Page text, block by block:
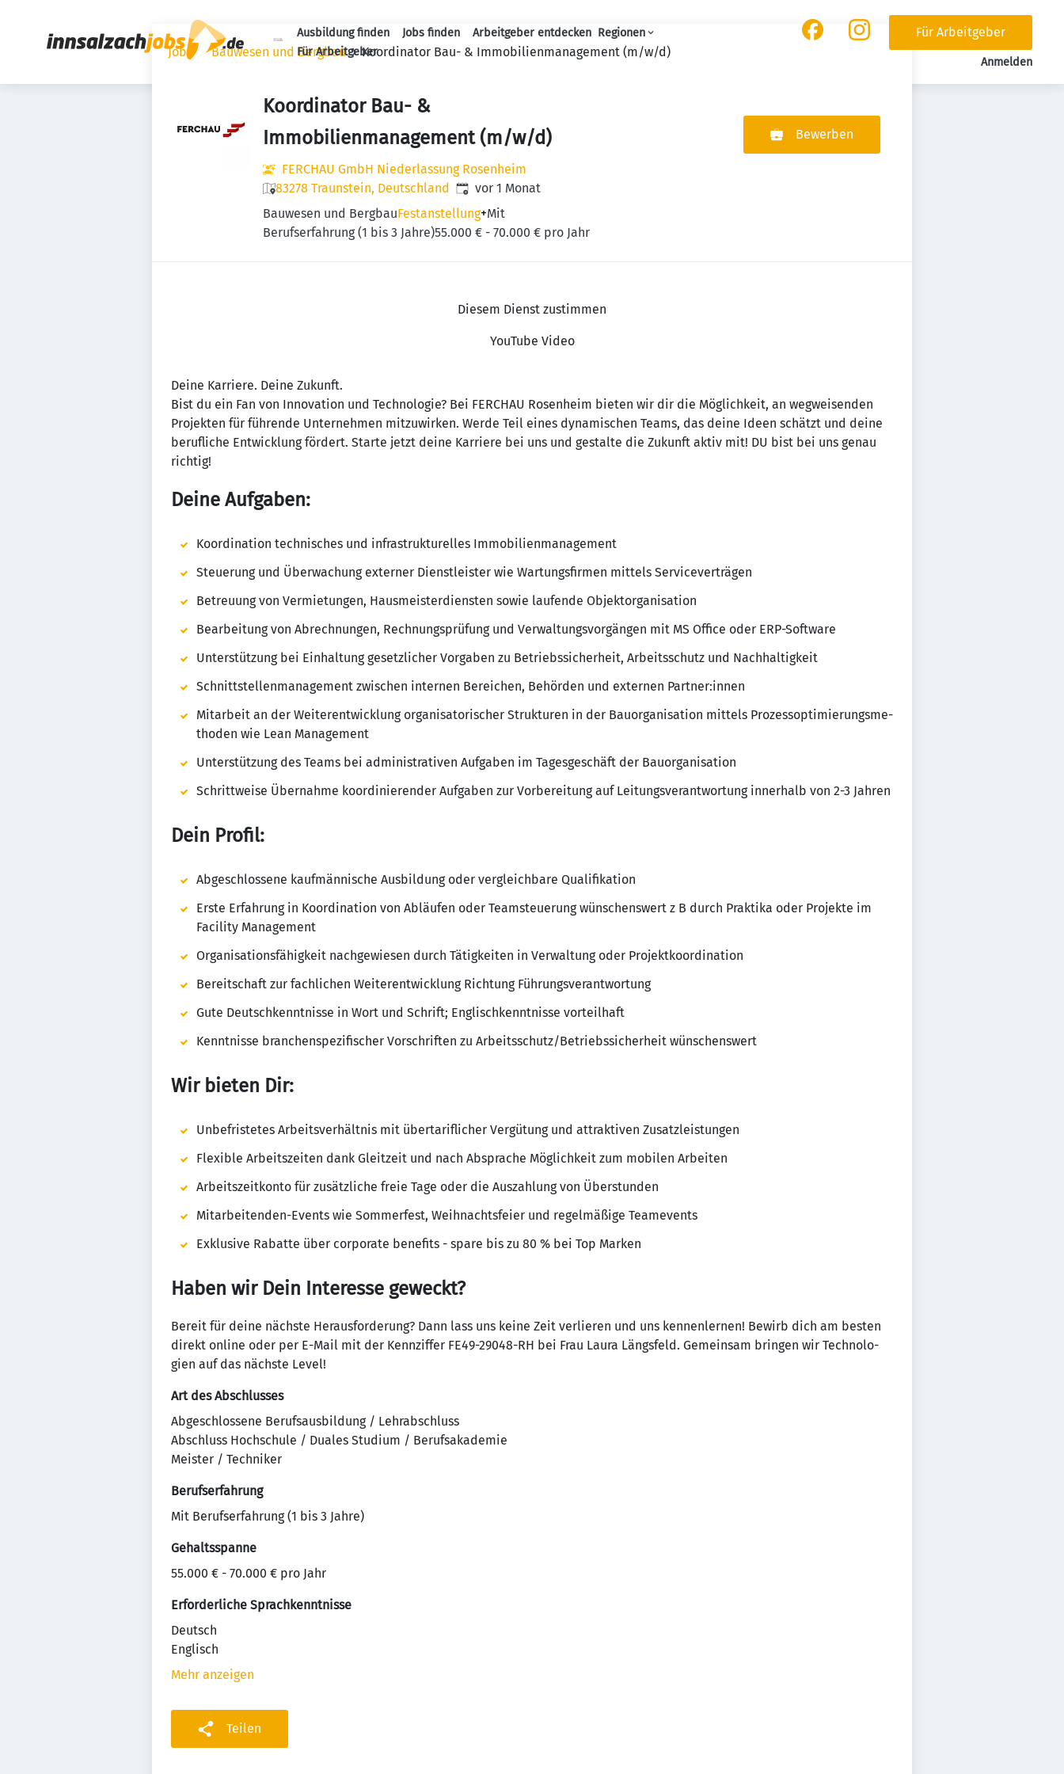
Haupt-Navigation
Ausbildung finden Jobs finden Arbeitgeber entdecken Regionen
Für Arbeitgeber
Für Arbeitgeber
Anmelden
Jobs Bauwesen und Bergbau Koordinator Bau- & Immobilienmanagement (m/w/d)
Koordinator Bau- &
Immobilienmanagement (m/w/d)
FERCHAU GmbH Niederlassung Rosenheim
83278 Traunstein, Deutschland Veröffentlicht:
vor 1 Monat
Bauwesen und BergbauFestanstellung+Mit
Berufserfahrung (1 bis 3 Jahre)55.000 € - 70.000 € pro Jahr
Bewerben
Diesem Dienst zustimmen
YouTube Video
Deine Karriere. Deine Zukunft.
Bist du ein Fan von Inno­va­tion und Tech­no­logie? Bei FERCHAU Rosen­heim bieten wir dir die Möglich­keit, an wegwei­senden
Projekten für führende Unter­nehmen mitzu­wirken. Werde Teil eines dyna­mi­schen Teams, das deine Ideen schätzt und deine
beruf­liche Entwick­lung fördert. Starte jetzt deine Karriere bei uns und gestalte die Zukunft aktiv mit! DU bist bei uns genau
richtig!
Deine Aufgaben:
Koor­di­na­tion tech­ni­sches und infra­s­truk­tu­relles Immo­bi­li­en­ma­na­ge­ment
Steu­e­rung und Über­wa­chung externer Dienst­leister wie Wartungs­firmen mittels Service­ver­trägen
Betreuung von Vermie­tungen, Haus­meis­ter­diensten sowie laufende Objekt­or­ga­ni­sa­tion
Bear­bei­tung von Abrech­nungen, Rech­nungs­prü­fung und Verwal­tungs­vor­gängen mit MS Office oder ERP-Soft­ware
Unter­stüt­zung bei Einhal­tung gesetz­li­cher Vorgaben zu Betriebs­si­cher­heit, Arbeits­schutz und Nach­hal­tig­keit
Schnitt­stel­len­ma­na­ge­ment zwischen internen Berei­chen, Behörden und externen Partner:innen
Mita­r­beit an der Weiter­ent­wick­lung orga­ni­sa­to­ri­scher Struk­turen in der Bauor­ga­ni­sa­tion mittels Prozes­s­op­ti­mie­rungs­me­
thoden wie Lean Manage­ment
Unter­stüt­zung des Teams bei admi­nis­tra­tiven Aufgaben im Tages­ge­schäft der Bauor­ga­ni­sa­tion
Schritt­weise Über­nahme koor­di­nie­render Aufgaben zur Vorbe­rei­tung auf Leitungs­ver­ant­wor­tung inner­halb von 2-3 Jahren
Dein Profil:
Abge­schlos­sene kauf­män­ni­sche Ausbil­dung oder vergleich­bare Quali­fi­ka­tion
Erste Erfah­rung in Koor­di­na­tion von Abläufen oder Team­steu­e­rung wünschens­wert z B durch Prak­tika oder Projekte im
Faci­lity Manage­ment
Orga­ni­sa­ti­ons­fä­hig­keit nach­ge­wiesen durch Tätig­keiten in Verwal­tung oder Projekt­ko­or­di­na­tion
Bereit­schaft zur fach­li­chen Weiter­ent­wick­lung Rich­tung Führungs­ver­ant­wor­tung
Gute Deutsch­kennt­nisse in Wort und Schrift; Englisch­kennt­nisse vorteil­haft
Kennt­nisse bran­chen­spe­zi­fi­scher Vorschriften zu Arbeits­schutz/Betriebs­si­cher­heit wünschens­wert
Wir bieten Dir:
Unbe­fris­tetes Arbeits­ver­hältnis mit über­ta­rif­li­cher Vergü­tung und attrak­tiven Zusatz­leis­tungen
Fle­xible Arbeits­zeiten dank Gleit­zeit und nach Absprache Möglich­keit zum mobilen Arbeiten
Arbeits­zeit­konto für zusätz­liche freie Tage oder die Auszah­lung von Über­stunden
Mit­a­r­bei­tenden-Events wie Sommer­fest, Weih­nachts­feier und regel­mä­ßige Teame­vents
Exklu­sive Rabatte über corpo­rate bene­fits - spare bis zu 80 % bei Top Marken
Haben wir Dein Interesse geweckt?
Bereit für deine nächste Heraus­for­de­rung? Dann lass uns keine Zeit verlieren und uns kennen­lernen! Bewirb dich am besten
direkt online oder per E-Mail mit der Kenn­ziffer FE49-29048-RH bei Frau Laura Längs­feld. Gemeinsam bringen wir Tech­no­lo­
gien auf das nächste Level!
Art des Abschlusses
Abgeschlossene Berufsausbildung / Lehrabschluss
Abschluss Hochschule / Duales Studium / Berufsakademie
Meister / Techniker
Berufserfahrung
Mit Berufserfahrung (1 bis 3 Jahre)
Gehaltsspanne
55.000 € - 70.000 € pro Jahr
Erforderliche Sprachkenntnisse
Deutsch
Englisch
Mehr anzeigen
Teilen